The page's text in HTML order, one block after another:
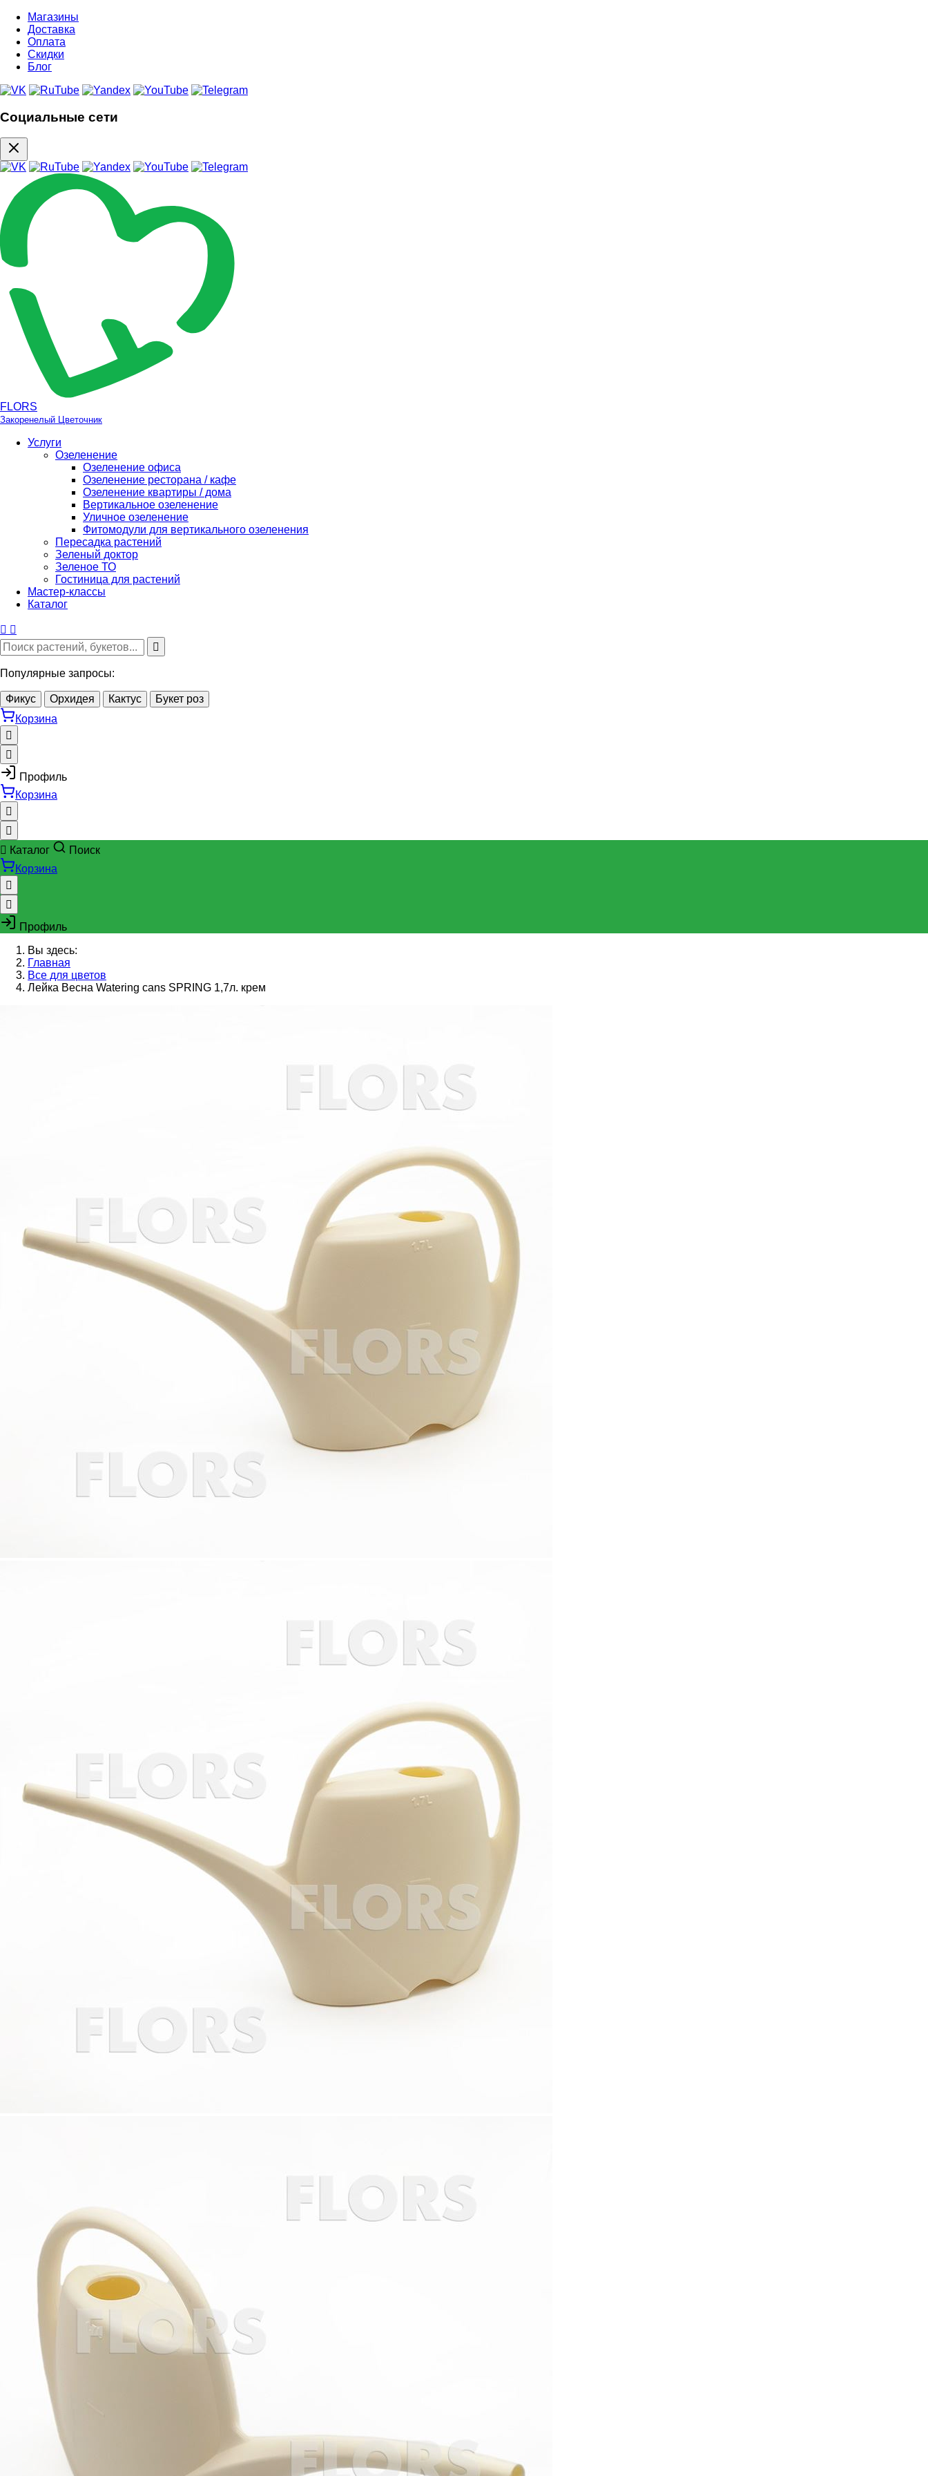
Магазины
Доставка
Оплата
Скидки
Блог
Социальные сети
FLORS
Закоренелый Цветочник
Услуги
Озеленение
Озеленение офиса
Озеленение ресторана / кафе
Озеленение квартиры / дома
Вертикальное озеленение
Уличное озеленение
Фитомодули для вертикального озеленения
Пересадка растений
Зеленый доктор
Зеленое ТО
Гостиница для растений
Мастер-классы
Каталог
Популярные запросы:
Фикус Орхидея Кактус
Букет роз
Корзина
Профиль
Корзина
Каталог
Поиск
Корзина
Профиль
Вы здесь:
Главная
Все для цветов
Лейка Весна Watering cans SPRING 1,7л. крем